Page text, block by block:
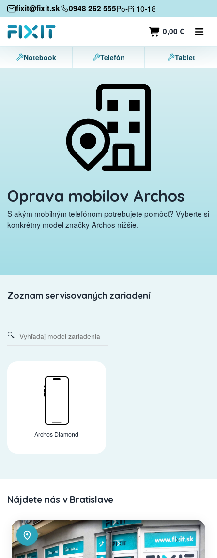
fixit@fixit.sk 0948 262 555Po-Pi 10-18
0,00 €
Mobilné zariadenia
Mobilné telefóny
Tablety
Notebook Telefón Tablet
Oprava mobilov Archos
S akým mobilným telefónom potrebujete pomôcť? Vyberte si
konkrétny model značky Archos nižšie.
Zoznam servisovaných zariadení
Archos Diamond
Nájdete nás v Bratislave